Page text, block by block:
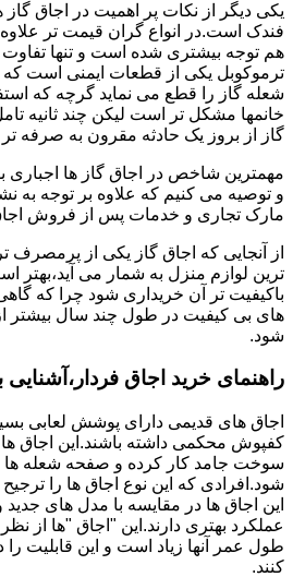
یکی دیگر از نکات پر اهمیت در اجاق گاز
فندک است.در انواع گران قیمت تر
هم توجه بیشتری شده است و تنها تفاوت
ترموکوبل یکی از قطعات ایمنی است
شعله گاز را قطع می نماید گرچه که
خانمها مشکل تر است لیکن چند ثانیه
گاز از بروز یک حادثه مقرون به صرفه
مهمترین شاخص در اجاق گاز ها اجباری
و توصیه می کنیم که علاوه بر توجه به
مارک تجاری و خدمات پس از فروش اجاق
از آنجایی که اجاق گاز یکی از پرمصرف
ترین لوازم منزل به شمار می آید،بهتر
باکیفیت تر آن خریداری شود چرا که
های بی کیفیت در طول چند سال بیشتر
شود.
راهنمای خرید اجاق
اجاق های قدیمی دارای پوشش لعابی
کفپوش محکمی داشته باشند.این اجاق ها
سوخت جامد کار کرده و صفحه شعله ها و
شود.افرادی که این نوع اجاق ها را ترجیح
این اجاق ها در مقایسه با مدل های
عملکرد بهتری دارند.این "اجاق "ها از
طول عمر آنها زیاد است و این قابلیت را
کنند.